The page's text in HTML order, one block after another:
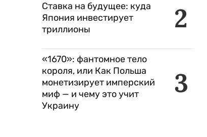
2
Ставка на будущее: куда
Япония инвестирует
триллионы
3
«1670»: фантомное тело
короля, или Как Польша
монетизирует имперский
миф — и чему это учит
Украину